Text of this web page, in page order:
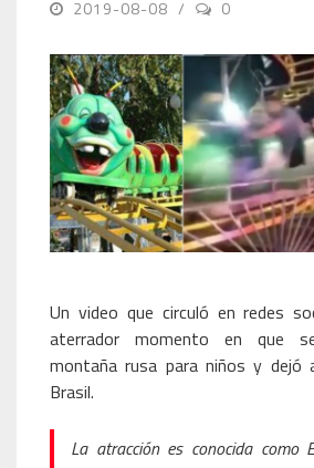
2019-08-08
0
Un video que circuló en redes
aterrador momento en que
montaña rusa para niños y dejó
Brasil.
La atracción es conocida como